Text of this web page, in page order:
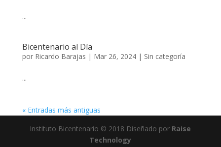
...
Bicentenario al Día
por Ricardo Barajas | Mar 26, 2024| Sin categoría
...
« Entradas más antiguas
Instituto Bicentenario © 2018 Diseñado por Raise
Technology